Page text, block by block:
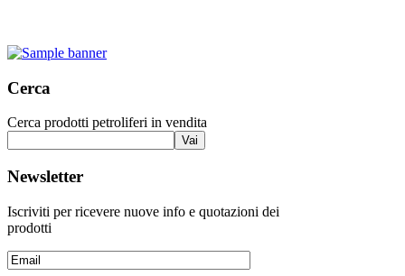
Cerca
Cerca prodotti petroliferi in vendita
Vai
Newsletter
Iscriviti per ricevere nuove info e quotazioni dei
prodotti